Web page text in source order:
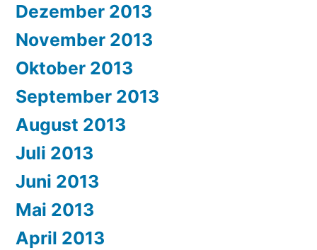
Dezember 2013
November 2013
Oktober 2013
September 2013
August 2013
Juli 2013
Juni 2013
Mai 2013
April 2013